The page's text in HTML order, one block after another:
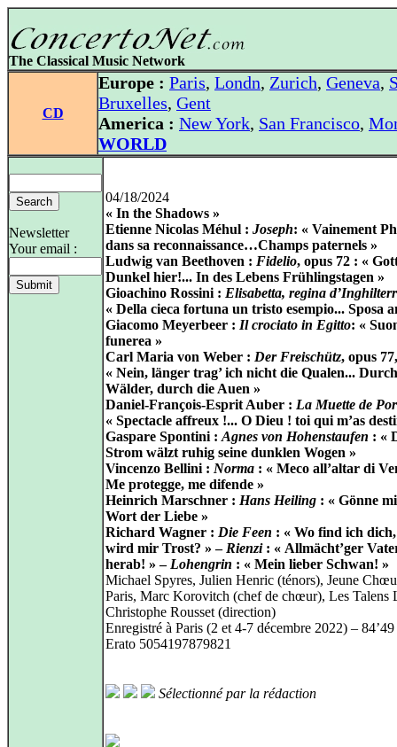
The Classical Music Network
CD
Europe : Paris, Londn, Zurich, Geneva,
Bruxelles, Gent
America : New York, San Francisco,
WORLD
Newsletter
Your email :
04/18/2024
« In the Shadows »
Etienne Nicolas Méhul : Joseph: « Vainement
dans sa reconnaissance…Champs paternels »
Ludwig van Beethoven : Fidelio, opus 72 : «
Dunkel hier!... In des Lebens Frühlingstagen »
Gioachino Rossini : Elisabetta, regina
« Della cieca fortuna un tristo esempio... Sposa
Giacomo Meyerbeer : Il crociato in Egitto: «
funerea »
Carl Maria von Weber : Der Freischütz, opus
« Nein, länger trag’ ich nicht die Qualen...
Wälder, durch die Auen »
Daniel-François-Esprit Auber : La Muette de
« Spectacle affreux !... O Dieu ! toi qui m’as
Gaspare Spontini : Agnes von Hohenstaufen : «
Strom wälzt ruhig seine dunklen Wogen »
Vincenzo Bellini : Norma : « Meco all’altar di
Me protegge, me difende »
Heinrich Marschner : Hans Heiling : « Gönne
Wort der Liebe »
Richard Wagner : Die Feen : « Wo find ich
wird mir Trost? » – Rienzi: « Allmächt’ger
herab! » – Lohengrin : « Mein lieber Schwan! »
Michael Spyres, Julien Henric (ténors), Jeune
Paris, Marc Korovitch (chef de chœur), Les Talens
Christophe Rousset (direction)
Enregistré à Paris (2 et 4‑7 décembre 2022) – 84’49
Erato 5054197879821
Sélectionné par la rédaction